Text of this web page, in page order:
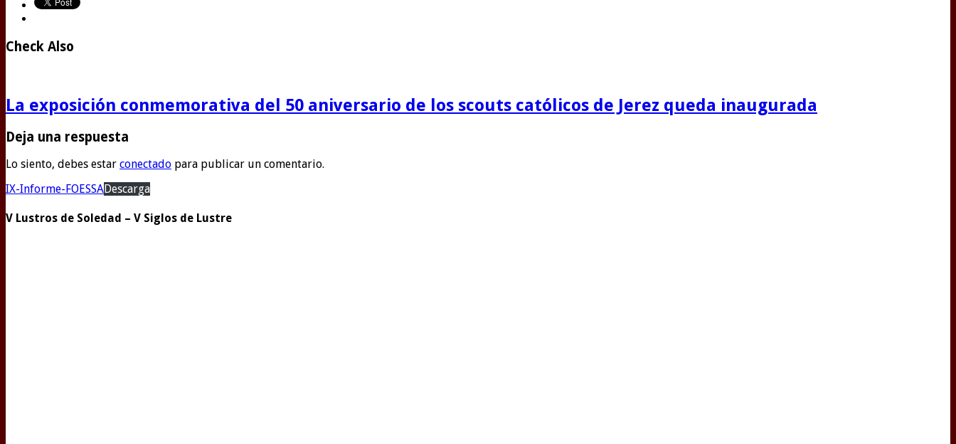
Check Also
La exposición conmemorativa del 50 aniversario de los scouts católicos de Jerez queda inaugurada
Deja una respuesta
Lo siento, debes estar conectado para publicar un comentario.
IX-Informe-FOESSADescarga
V Lustros de Soledad – V Siglos de Lustre